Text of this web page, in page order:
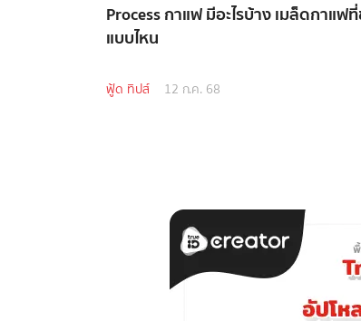
Process กาแฟ มีอะไรบ้าง เมล็ดกาแฟ
แบบไหน
ฟู้ด ทิปส์ 12 ก.ค. 68